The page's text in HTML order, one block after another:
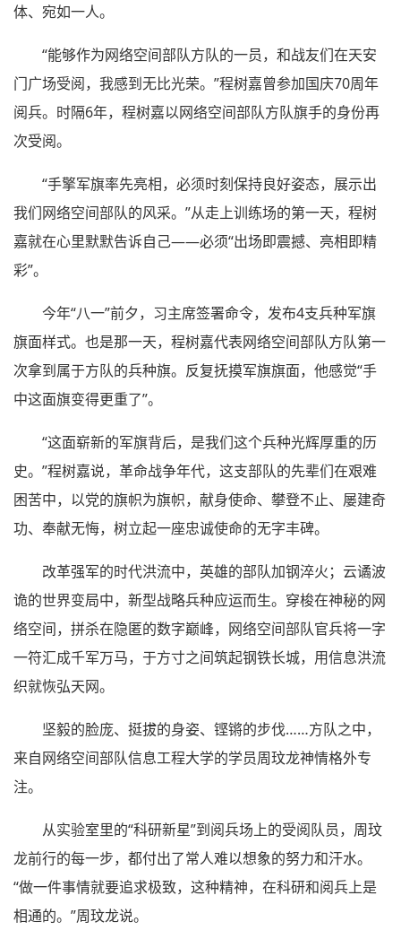
体、宛如一人。
“能够作为网络空间部队方队的一员，和战友们在天安
门广场受阅，我感到无比光荣。”程树嘉曾参加国庆70周年
阅兵。时隔6年，程树嘉以网络空间部队方队旗手的身份再
次受阅。
“手擎军旗率先亮相，必须时刻保持良好姿态，展示出
我们网络空间部队的风采。”从走上训练场的第一天，程树
嘉就在心里默默告诉自己——必须“出场即震撼、亮相即精
彩”。
今年“八一”前夕，习主席签署命令，发布4支兵种军旗
旗面样式。也是那一天，程树嘉代表网络空间部队方队第一
次拿到属于方队的兵种旗。反复抚摸军旗旗面，他感觉“手
中这面旗变得更重了”。
“这面崭新的军旗背后，是我们这个兵种光辉厚重的历
史。”程树嘉说，革命战争年代，这支部队的先辈们在艰难
困苦中，以党的旗帜为旗帜，献身使命、攀登不止、屡建奇
功、奉献无悔，树立起一座忠诚使命的无字丰碑。
改革强军的时代洪流中，英雄的部队加钢淬火；云谲波
诡的世界变局中，新型战略兵种应运而生。穿梭在神秘的网
络空间，拼杀在隐匿的数字巅峰，网络空间部队官兵将一字
一符汇成千军万马，于方寸之间筑起钢铁长城，用信息洪流
织就恢弘天网。
坚毅的脸庞、挺拔的身姿、铿锵的步伐……方队之中，
来自网络空间部队信息工程大学的学员周玟龙神情格外专
注。
从实验室里的“科研新星”到阅兵场上的受阅队员，周玟
龙前行的每一步，都付出了常人难以想象的努力和汗水。
“做一件事情就要追求极致，这种精神，在科研和阅兵上是
相通的。”周玟龙说。